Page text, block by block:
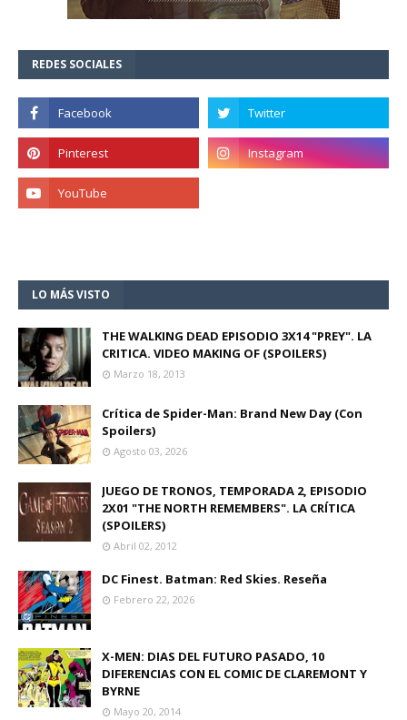
REDES SOCIALES
LO MÁS VISTO
THE WALKING DEAD EPISODIO 3X14 "PREY". LA
CRITICA. VIDEO MAKING OF (SPOILERS)
Marzo 18, 2013
Crítica de Spider-Man: Brand New Day (Con
Spoilers)
Agosto 03, 2026
JUEGO DE TRONOS, TEMPORADA 2, EPISODIO
2X01 "THE NORTH REMEMBERS". LA CRÍTICA
(SPOILERS)
Abril 02, 2012
DC Finest. Batman: Red Skies. Reseña
Febrero 22, 2026
X-MEN: DIAS DEL FUTURO PASADO, 10
DIFERENCIAS CON EL COMIC DE CLAREMONT Y
BYRNE
Mayo 20, 2014